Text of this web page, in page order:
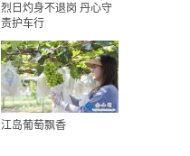
烈日灼身不退岗 丹心守
责护车行
江岛葡萄飘香